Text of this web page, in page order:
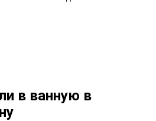
в ванную в